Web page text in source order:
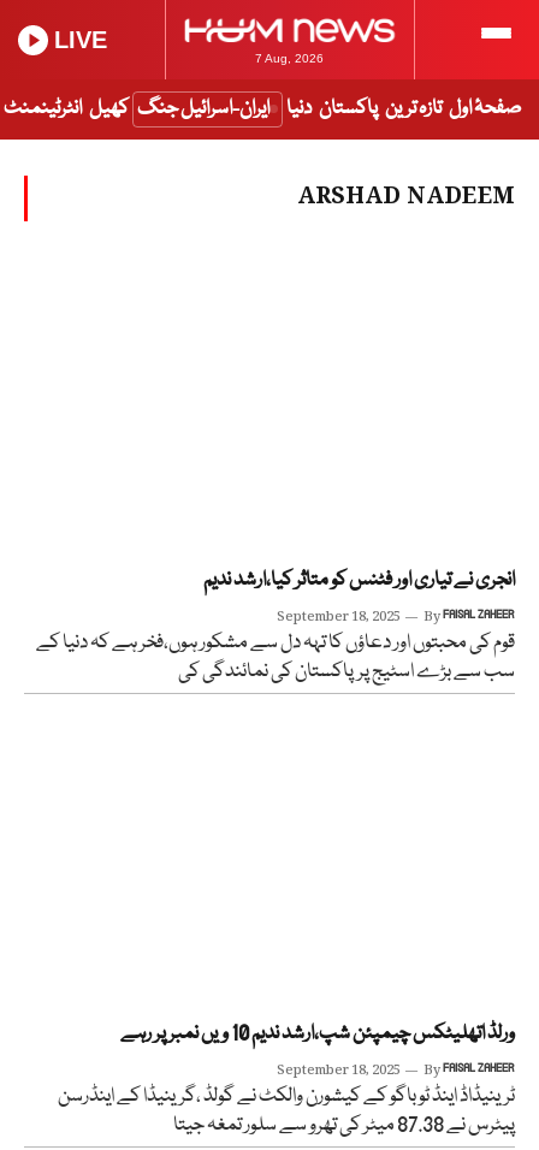
7 Aug, 2026
LIVE
صفحۂ اول تازہ ترین پاکستان دنیا ایران-اسرائیل جنگ کھیل انٹرٹینمنٹ
ARSHAD NADEEM
انجری نے تیاری اور فٹنس کو متاثر کیا،ارشد ندیم
September 18, 2025 ByFAISAL ZAHEER
قوم کی محبتوں اور دعاؤں کا تہہ دل سے مشکور ہوں،فخر ہے کہ دنیا کے
سب سے بڑے اسٹیج پرپاکستان کی نمائندگی کی
ورلڈ اتھلیٹکس چیمپئن شپ،ارشد ندیم 10 ویں نمبر پر رہے
September 18, 2025 ByFAISAL ZAHEER
ٹرینیڈاڈ اینڈ ٹوباگو کے کیشورن والکٹ نے گولڈ ،گرینیڈا کے اینڈرسن
پیٹرس نے 87.38 میٹر کی تھرو سے سلور تمغہ جیتا